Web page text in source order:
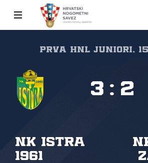
Prva HNL Juniori,
NK Istra
1961
3 : 2